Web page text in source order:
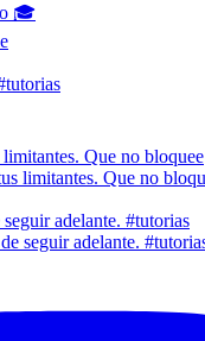
🎓
Que no bloquee
adelante. #tutorias